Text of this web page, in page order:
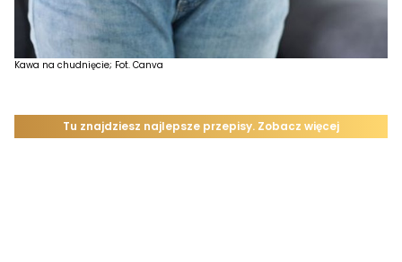
Kawa na chudnięcie; Fot. Canva